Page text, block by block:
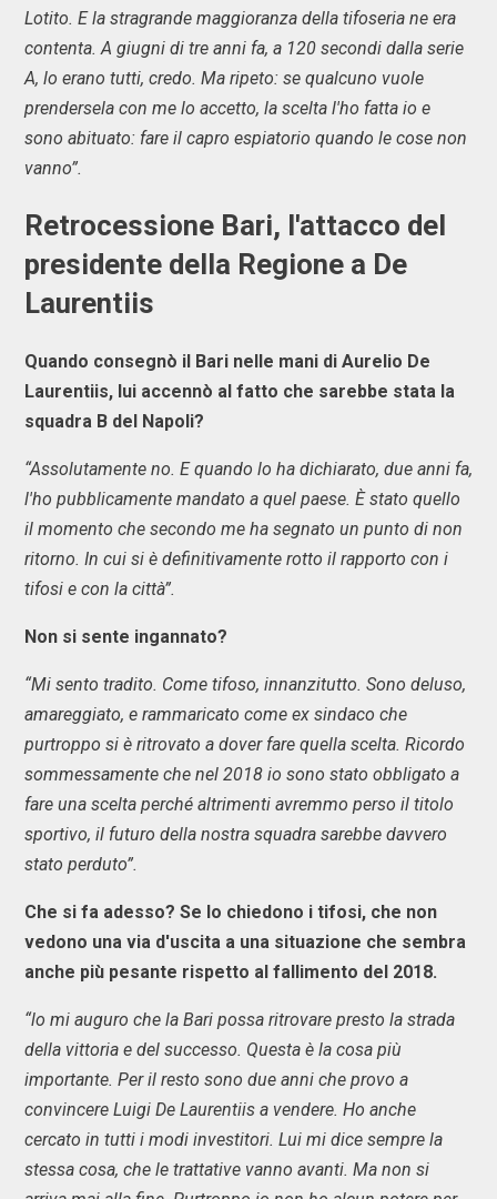
Lotito. E la stragrande maggioranza della tifoseria ne era
contenta. A giugni di tre anni fa, a 120 secondi dalla serie
A, lo erano tutti, credo. Ma ripeto: se qualcuno vuole
prendersela con me lo accetto, la scelta l'ho fatta io e
sono abituato: fare il capro espiatorio quando le cose non
vanno”.
Retrocessione Bari, l'attacco del
presidente della Regione a De
Laurentiis
Quando consegnò il Bari nelle mani di Aurelio De
Laurentiis, lui accennò al fatto che sarebbe stata la
squadra B del Napoli?
“Assolutamente no. E quando lo ha dichiarato, due anni fa,
l'ho pubblicamente mandato a quel paese. È stato quello
il momento che secondo me ha segnato un punto di non
ritorno. In cui si è definitivamente rotto il rapporto con i
tifosi e con la città”.
Non si sente ingannato?
“Mi sento tradito. Come tifoso, innanzitutto. Sono deluso,
amareggiato, e rammaricato come ex sindaco che
purtroppo si è ritrovato a dover fare quella scelta. Ricordo
sommessamente che nel 2018 io sono stato obbligato a
fare una scelta perché altrimenti avremmo perso il titolo
sportivo, il futuro della nostra squadra sarebbe davvero
stato perduto”.
Che si fa adesso? Se lo chiedono i tifosi, che non
vedono una via d'uscita a una situazione che sembra
anche più pesante rispetto al fallimento del 2018.
“lo mi auguro che la Bari possa ritrovare presto la strada
della vittoria e del successo. Questa è la cosa più
importante. Per il resto sono due anni che provo a
convincere Luigi De Laurentiis a vendere. Ho anche
cercato in tutti i modi investitori. Lui mi dice sempre la
stessa cosa, che le trattative vanno avanti. Ma non si